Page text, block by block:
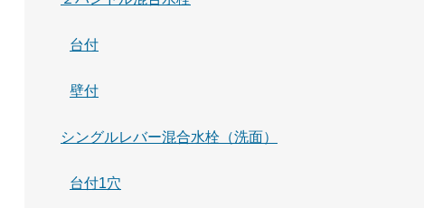
台付
壁付
シングルレバー混合水栓（洗面）
台付1穴